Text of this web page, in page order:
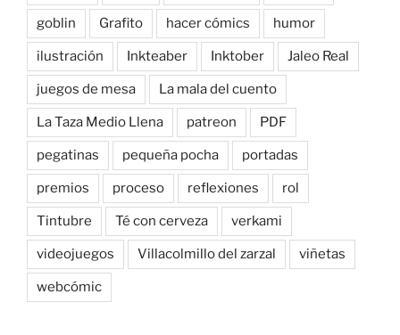
goblin Grafito hacer cómics humor
ilustración Inkteaber Inktober Jaleo Real
juegos de mesa La mala del cuento
La Taza Medio Llena patreon PDF
pegatinas pequeña pocha portadas
premios proceso reflexiones rol
Tintubre Té con cerveza verkami
videojuegos Villacolmillo del zarzal viñetas
webcómic